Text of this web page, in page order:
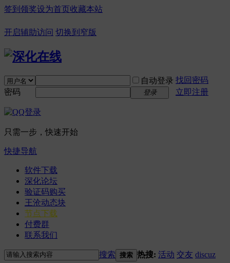
签到领奖设为首页收藏本站
开启辅助访问 切换到窄版
自动登录 找回密码
密码
登录 立即注册
只需一步，快速开始
快捷导航
软件下载
深化论坛
验证码购买
王沧动态块
节点下载
付费群
联系我们
搜索 搜索 热搜: 活动 交友 discuz